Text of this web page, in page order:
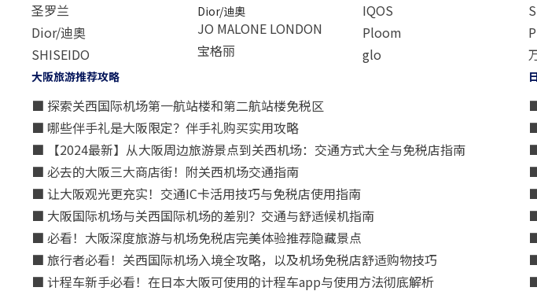
圣罗兰
Dior/迪奧
SHISEIDO
Dior/迪奧
JO MALONE LONDON
宝格丽
IQOS
Ploom
glo
大阪旅游推荐攻略
■ 探索关西国际机场第一航站楼和第二航站楼免税区
■ 哪些伴手礼是大阪限定？伴手礼购买实用攻略
■ 【2024最新】从大阪周边旅游景点到关西机场：交通方式大全与免税店指南
■ 必去的大阪三大商店街！附关西机场交通指南
■ 让大阪观光更充实！交通IC卡活用技巧与免税店使用指南
■ 大阪国际机场与关西国际机场的差别？交通与舒适候机指南
■ 必看！大阪深度旅游与机场免税店完美体验推荐隐藏景点
■ 旅行者必看！关西国际机场入境全攻略，以及机场免税店舒适购物技巧
■ 计程车新手必看！在日本大阪可使用的计程车app与使用方法彻底解析